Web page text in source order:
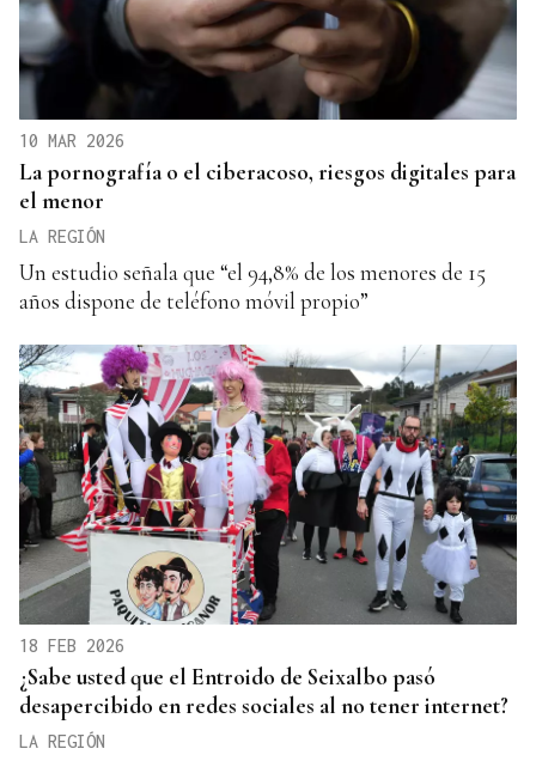
10 MAR 2026
La pornografía o el ciberacoso, riesgos digitales para
el menor
LA REGIÓN
Un estudio señala que “el 94,8% de los menores de 15
años dispone de teléfono móvil propio”
18 FEB 2026
¿Sabe usted que el Entroido de Seixalbo pasó
desapercibido en redes sociales al no tener internet?
LA REGIÓN